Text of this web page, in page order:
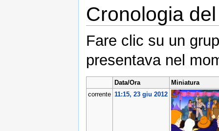
Cronologia
Fare clic su un
presentava nel
Data/Ora
Miniatura
corrente 11:15, 23 giu 2012